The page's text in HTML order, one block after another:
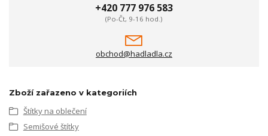
+420 777 976 583
(Po-Čt, 9-16 hod.)
obchod@hadladla.cz
Zboží zařazeno v kategoriích
Štítky na oblečení
Semišové štítky